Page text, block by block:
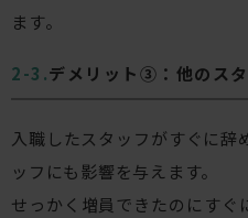
ます。
デメリット③：他のス
入職したスタッフがすぐに辞
ッフにも影響を与えます。
せっかく増員できたのにすぐ